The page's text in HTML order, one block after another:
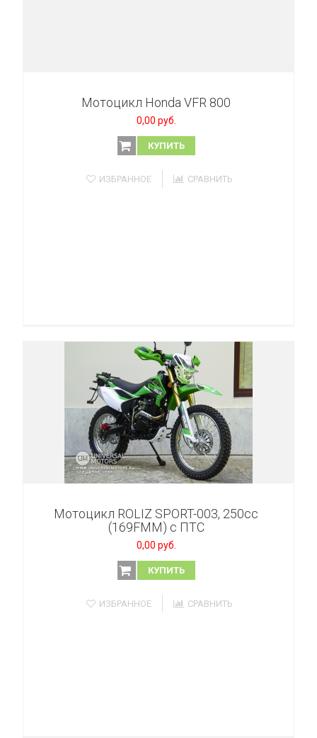
Мотоцикл Honda VFR 800
0,00 руб.
КУПИТЬ
ИЗБРАННОЕ СРАВНИТЬ
Мотоцикл ROLIZ SPORT-003, 250сс
(169FMM) с ПТС
0,00 руб.
КУПИТЬ
ИЗБРАННОЕ СРАВНИТЬ